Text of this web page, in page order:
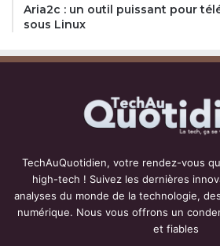
Aria2c : un outil puissant pour
sous Linux
TechAuQuotidien, votre rendez-vous
high-tech ! Suivez les dernières
analyses du monde de la technologie,
numérique. Nous vous offrons un
et fiables